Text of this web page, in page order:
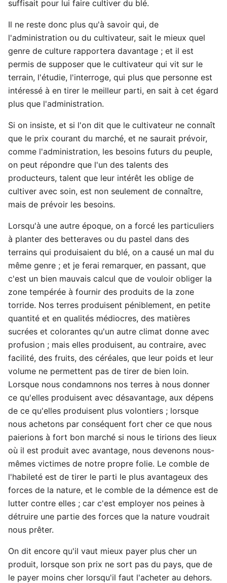
suffisait pour lui faire cultiver du blé.
Il ne reste donc plus qu'à savoir qui, de
l'administration ou du cultivateur, sait le mieux quel
genre de culture rapportera davantage ; et il est
permis de supposer que le cultivateur qui vit sur le
terrain, l'étudie, l'interroge, qui plus que personne est
intéressé à en tirer le meilleur parti, en sait à cet égard
plus que l'administration.
Si on insiste, et si l'on dit que le cultivateur ne connaît
que le prix courant du marché, et ne saurait prévoir,
comme l'administration, les besoins futurs du peuple,
on peut répondre que l'un des talents des
producteurs, talent que leur intérêt les oblige de
cultiver avec soin, est non seulement de connaître,
mais de prévoir les besoins.
Lorsqu'à une autre époque, on a forcé les particuliers
à planter des betteraves ou du pastel dans des
terrains qui produisaient du blé, on a causé un mal du
même genre ; et je ferai remarquer, en passant, que
c'est un bien mauvais calcul que de vouloir obliger la
zone tempérée à fournir des produits de la zone
torride. Nos terres produisent péniblement, en petite
quantité et en qualités médiocres, des matières
sucrées et colorantes qu'un autre climat donne avec
profusion ; mais elles produisent, au contraire, avec
facilité, des fruits, des céréales, que leur poids et leur
volume ne permettent pas de tirer de bien loin.
Lorsque nous condamnons nos terres à nous donner
ce qu'elles produisent avec désavantage, aux dépens
de ce qu'elles produisent plus volontiers ; lorsque
nous achetons par conséquent fort cher ce que nous
paierions à fort bon marché si nous le tirions des lieux
où il est produit avec avantage, nous devenons nous-
mêmes victimes de notre propre folie. Le comble de
l'habileté est de tirer le parti le plus avantageux des
forces de la nature, et le comble de la démence est de
lutter contre elles ; car c'est employer nos peines à
détruire une partie des forces que la nature voudrait
nous prêter.
On dit encore qu'il vaut mieux payer plus cher un
produit, lorsque son prix ne sort pas du pays, que de
le payer moins cher lorsqu'il faut l'acheter au dehors.